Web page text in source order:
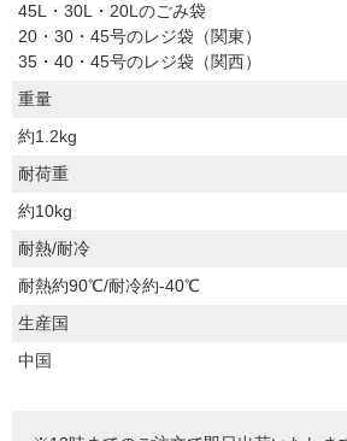
45L・30L・20Lのごみ袋
20・30・45号のレジ袋（関東）
35・40・45号のレジ袋（関西）
重量
約1.2kg
耐荷重
約10kg
耐熱/耐冷
耐熱約90℃/耐冷約-40℃
生産国
中国